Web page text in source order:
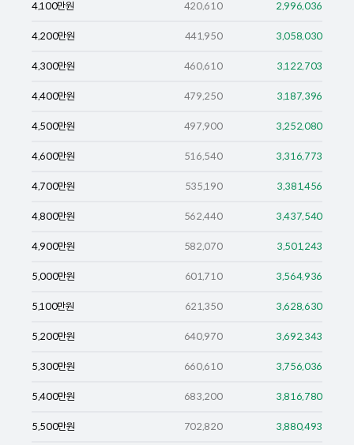
4,100만원 420,610 2,996,036
4,200만원 441,950 3,058,030
4,300만원 460,610 3,122,703
4,400만원 479,250 3,187,396
4,500만원 497,900 3,252,080
4,600만원 516,540 3,316,773
4,700만원 535,190 3,381,456
4,800만원 562,440 3,437,540
4,900만원 582,070 3,501,243
5,000만원 601,710 3,564,936
5,100만원 621,350 3,628,630
5,200만원 640,970 3,692,343
5,300만원 660,610 3,756,036
5,400만원 683,200 3,816,780
5,500만원 702,820 3,880,493